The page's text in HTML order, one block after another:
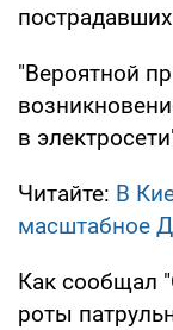
"Вероятной
в
Читайте: В
масштабное
Как сообщал
роты